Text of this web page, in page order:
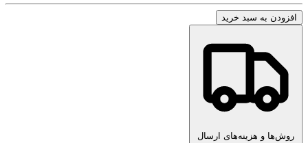
افزودن به سبد خرید
روش‌ها و هزینه‌های ارسال